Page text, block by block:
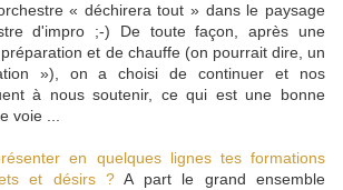
« déchirera tout » dans le paysage
d'impro ;-) De toute façon, après une
et de chauffe (on pourrait dire, un
»), on a choisi de continuer et nos
à nous soutenir, ce qui est une bonne
voie ...
en quelques lignes tes formations
et désirs ? A part le grand ensemble